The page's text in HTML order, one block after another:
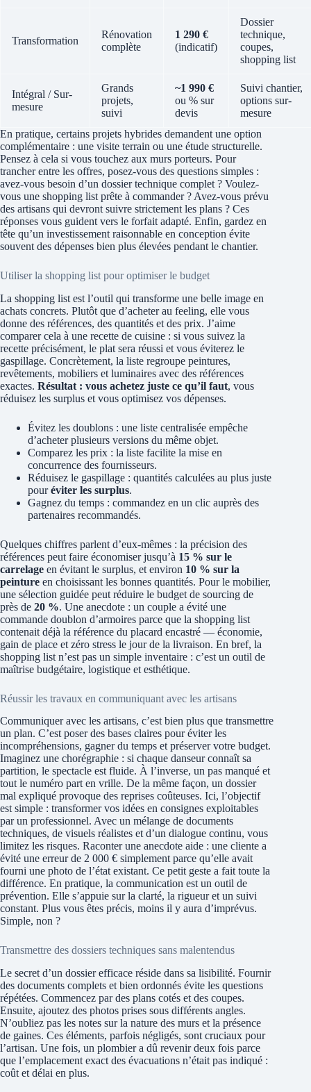
Transformation
Rénovation
complète
1 290 €
(indicatif)
Dossier
technique,
coupes,
shopping list
Intégral / Sur-
mesure
Grands
projets,
suivi
~1 990 €
ou % sur
devis
Suivi chantier,
options sur-
mesure
En pratique, certains projets hybrides demandent une option
complémentaire : une visite terrain ou une étude structurelle.
Pensez à cela si vous touchez aux murs porteurs. Pour
trancher entre les offres, posez-vous des questions simples :
avez-vous besoin d’un dossier technique complet ? Voulez-
vous une shopping list prête à commander ? Avez-vous prévu
des artisans qui devront suivre strictement les plans ? Ces
réponses vous guident vers le forfait adapté. Enfin, gardez en
tête qu’un investissement raisonnable en conception évite
souvent des dépenses bien plus élevées pendant le chantier.
Utiliser la shopping list pour optimiser le budget
La shopping list est l’outil qui transforme une belle image en
achats concrets. Plutôt que d’acheter au feeling, elle vous
donne des références, des quantités et des prix. J’aime
comparer cela à une recette de cuisine : si vous suivez la
recette précisément, le plat sera réussi et vous éviterez le
gaspillage. Concrètement, la liste regroupe peintures,
revêtements, mobiliers et luminaires avec des références
exactes. Résultat : vous achetez juste ce qu’il faut, vous
réduisez les surplus et vous optimisez vos dépenses.
Évitez les doublons : une liste centralisée empêche
d’acheter plusieurs versions du même objet.
Comparez les prix : la liste facilite la mise en
concurrence des fournisseurs.
Réduisez le gaspillage : quantités calculées au plus juste
pouréviter les surplus.
Gagnez du temps : commandez en un clic auprès des
partenaires recommandés.
Quelques chiffres parlent d’eux-mêmes : la précision des
références peut faire économiser jusqu’à 15 % sur le
carrelage en évitant le surplus, et environ 10 % sur la
peinture en choisissant les bonnes quantités. Pour le mobilier,
une sélection guidée peut réduire le budget de sourcing de
près de 20 %. Une anecdote : un couple a évité une
commande doublon d’armoires parce que la shopping list
contenait déjà la référence du placard encastré — économie,
gain de place et zéro stress le jour de la livraison. En bref, la
shopping list n’est pas un simple inventaire : c’est un outil de
maîtrise budgétaire, logistique et esthétique.
Réussir les travaux en communiquant avec les artisans
Communiquer avec les artisans, c’est bien plus que transmettre
un plan. C’est poser des bases claires pour éviter les
incompréhensions, gagner du temps et préserver votre budget.
Imaginez une chorégraphie : si chaque danseur connaît sa
partition, le spectacle est fluide. À l’inverse, un pas manqué et
tout le numéro part en vrille. De la même façon, un dossier
mal expliqué provoque des reprises coûteuses. Ici, l’objectif
est simple : transformer vos idées en consignes exploitables
par un professionnel. Avec un mélange de documents
techniques, de visuels réalistes et d’un dialogue continu, vous
limitez les risques. Raconter une anecdote aide : une cliente a
évité une erreur de 2 000 € simplement parce qu’elle avait
fourni une photo de l’état existant. Ce petit geste a fait toute la
différence. En pratique, la communication est un outil de
prévention. Elle s’appuie sur la clarté, la rigueur et un suivi
constant. Plus vous êtes précis, moins il y aura d’imprévus.
Simple, non ?
Transmettre des dossiers techniques sans malentendus
Le secret d’un dossier efficace réside dans sa lisibilité. Fournir
des documents complets et bien ordonnés évite les questions
répétées. Commencez par des plans cotés et des coupes.
Ensuite, ajoutez des photos prises sous différents angles.
N’oubliez pas les notes sur la nature des murs et la présence
de gaines. Ces éléments, parfois négligés, sont cruciaux pour
l’artisan. Une fois, un plombier a dû revenir deux fois parce
que l’emplacement exact des évacuations n’était pas indiqué :
coût et délai en plus.